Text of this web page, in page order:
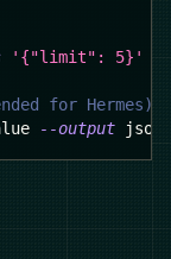
'{"limit": 5}'
for Hermes)
--output json